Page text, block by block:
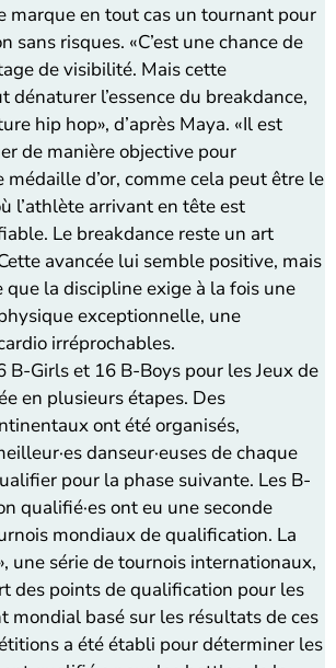
marque en tout cas un tournant pour
sans risques. «C’est une chance de
de visibilité. Mais cette
dénaturer l’essence du breakdance,
hip hop», d’après Maya. «Il est
de manière objective pour
médaille d’or, comme cela peut être le
l’athlète arrivant en tête est
Le breakdance reste un art
avancée lui semble positive, mais
la discipline exige à la fois une
exceptionnelle, une
irréprochables.
B-Girls et 16 B-Boys pour les Jeux de
en plusieurs étapes. Des
ont été organisés,
danseur·euses de chaque
pour la phase suivante. Les B-
qualifié·es ont eu une seconde
mondiaux de qualification. La
une série de tournois internationaux,
des points de qualification pour les
mondial basé sur les résultats de ces
a été établi pour déterminer les